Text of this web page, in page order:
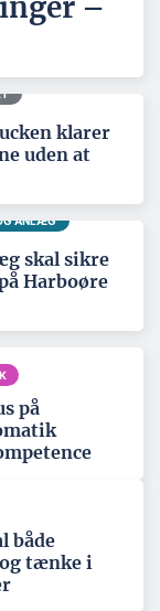
klarer
uden at
ANLÆG
skal sikre
Harboøre
på
både
tænke i